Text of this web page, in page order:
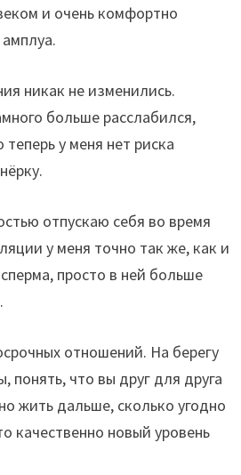
и очень комфортно
никак не изменились.
больше расслабился,
у меня нет риска
отпускаю себя во время
у меня точно так же, как и
просто в ней больше
отношений. На берегу
понять, что вы друг для друга
жить дальше, сколько угодно
качественно новый уровень